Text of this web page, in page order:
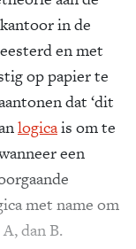
in de
en met
op papier te
dat ‘dit
logicais om te
een
met name om
dan B.